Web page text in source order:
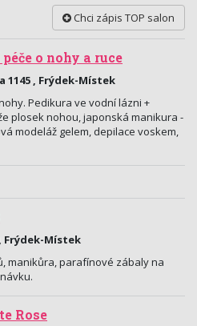
Chci zápis TOP salon
o nohy a ruce
1145 , Frýdek-Místek
Pedikura ve vodní lázni +
plosek nohou, japonská manikura -
modeláž gelem, depilace voskem,
Frýdek-Místek
manikůra, parafínové zábaly na
Rose